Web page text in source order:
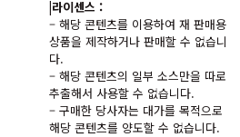
|라이센스 :
– 해당 콘텐츠를 이용하여 재 판매용
상품을 제작하거나 판매할 수 없습니
다.
– 해당 콘텐츠의 일부 소스만을 따로
추출해서 사용할 수 없습니다.
– 구매한 당사자는 대가를 목적으로
해당 콘텐츠를 양도할 수 없습니다.